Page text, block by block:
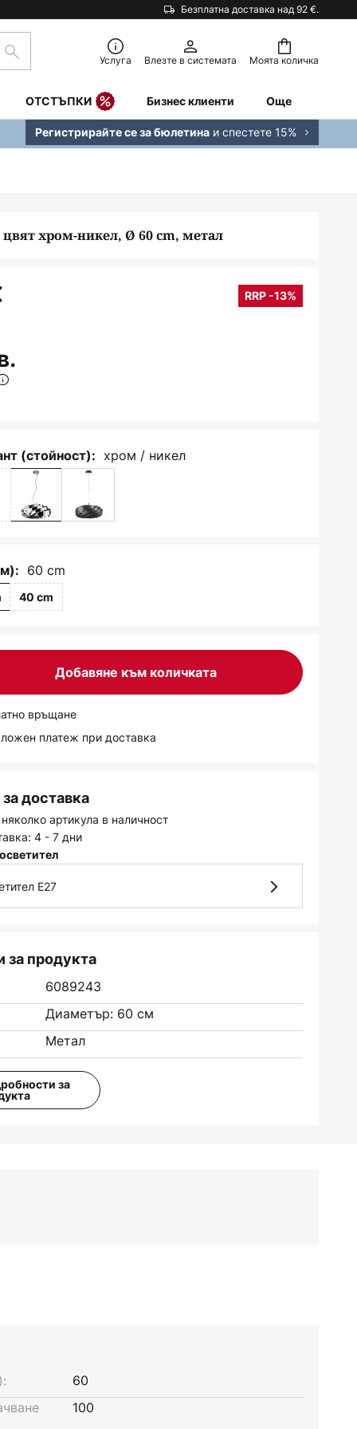
Безплатна доставка над 92 €.
Моята количка
Търсене Услуга Влезте в системата
ОТСТЪПКИ Бизнес клиенти Още
Регистрирайте се за бюлетина и спестете 15%
хром-никел, Ø 60 cm, метал
RRP -13%
(стойност): хром / никел
60 cm
40 cm
Добавяне към количката
връщане
платеж при доставка
доставка
артикула в наличност
4 - 7 дни
осветител
E27
за продукта
6089243
Диаметър: 60 см
Метал
за
60
100